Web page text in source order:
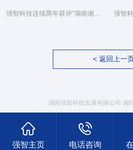
强智科技连续两年获评“湖南湘江新区民营企业社会责任百强”
< 返回上一
湖南强智科技发展有限公司 湘
强智主页 电话咨询